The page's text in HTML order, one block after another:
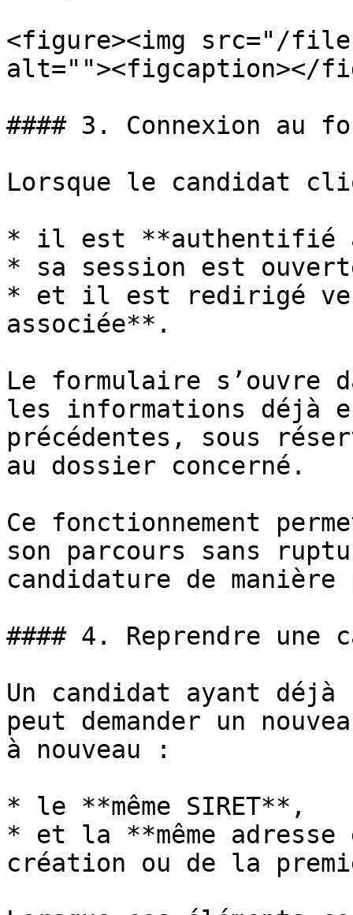
<figure><img src="/files/
alt=""><figcaption></
#### 3. Connexion au
Lorsque le candidat
* il est **authentifié
* sa session est
* et il est redirigé
associée**.
Le formulaire s’ouvre
les informations déjà
précédentes, sous
au dossier concerné.
Ce fonctionnement
son parcours sans
candidature de
#### 4. Reprendre une
Un candidat ayant déjà
peut demander un
à nouveau :
* le **même SIRET**,
* et la **même
création ou de la